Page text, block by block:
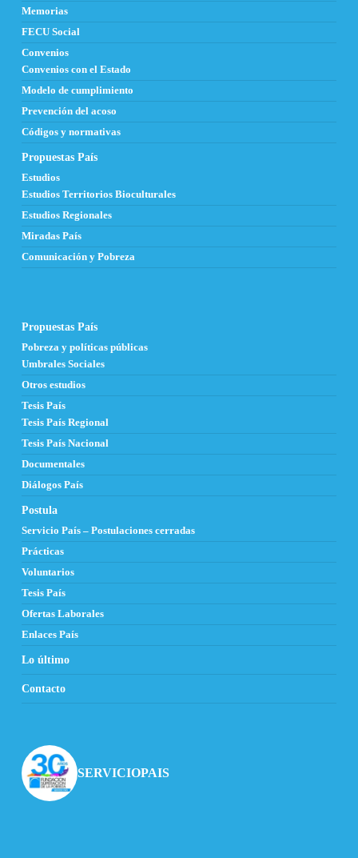
Memorias
FECU Social
Convenios
Convenios con el Estado
Modelo de cumplimiento
Prevención del acoso
Códigos y normativas
Propuestas País
Estudios
Estudios Territorios Bioculturales
Estudios Regionales
Miradas País
Comunicación y Pobreza
Propuestas País
Pobreza y políticas públicas
Umbrales Sociales
Otros estudios
Tesis País
Tesis País Regional
Tesis País Nacional
Documentales
Diálogos País
Postula
Servicio País – Postulaciones cerradas
Prácticas
Voluntarios
Tesis País
Ofertas Laborales
Enlaces País
Lo último
Contacto
SERVICIOPAIS